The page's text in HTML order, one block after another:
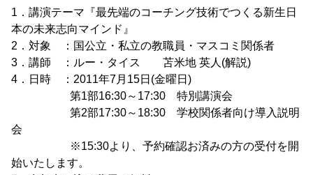
1．講演テーマ『最先端のコーチング技術でつくる新生日
本の未来志向マインド』
2．対象 ：国公立・私立の教職員・マスコミ関係者
3．講師 ：ルー・タイス 苫米地 英人(解説)
4．日時 ：2011年7月15日(金曜日)
第1部16:30～17:30 特別講演会
第2部17:30～18:30 学校関係者向け導入説明
会
※15:30より、予約確認お済みの方の受付を開
始いたします。